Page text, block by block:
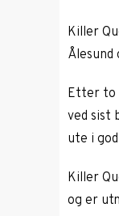
Killer
Ålesund
Etter to
ved sist
ute i
Killer
og er